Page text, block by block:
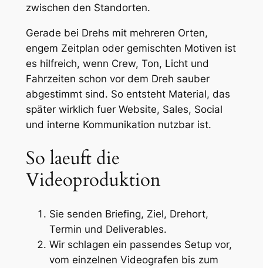
zwischen den Standorten.
Gerade bei Drehs mit mehreren Orten,
engem Zeitplan oder gemischten Motiven ist
es hilfreich, wenn Crew, Ton, Licht und
Fahrzeiten schon vor dem Dreh sauber
abgestimmt sind. So entsteht Material, das
später wirklich fuer Website, Sales, Social
und interne Kommunikation nutzbar ist.
So laeuft die
Videoproduktion
Sie senden Briefing, Ziel, Drehort,
Termin und Deliverables.
Wir schlagen ein passendes Setup vor,
vom einzelnen Videografen bis zum